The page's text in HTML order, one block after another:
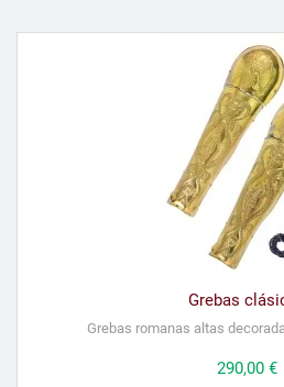
Grebas
Grebas romanas altas
Precio
290,00 €